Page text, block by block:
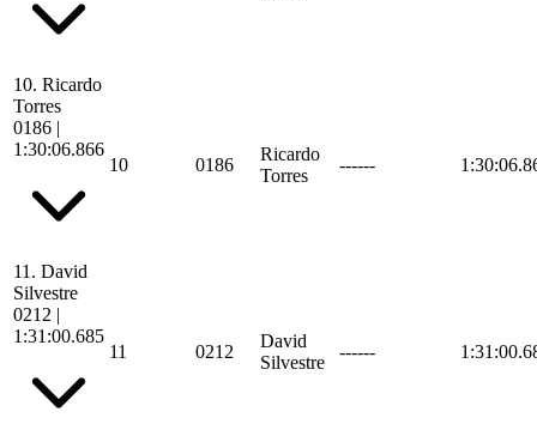
10. Ricardo
Torres
0186 |
1:30:06.866
10 0186
Ricardo
Torres
------
11. David
Silvestre
0212 |
1:31:00.685
11 0212
David
Silvestre
------